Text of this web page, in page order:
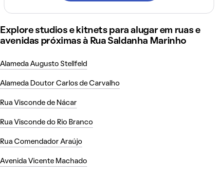
Explore studios e kitnets para alugar em ruas e
avenidas próximas à Rua Saldanha Marinho
Alameda Augusto Stellfeld
Alameda Doutor Carlos de Carvalho
Rua Visconde de Nácar
Rua Visconde do Rio Branco
Rua Comendador Araújo
Avenida Vicente Machado